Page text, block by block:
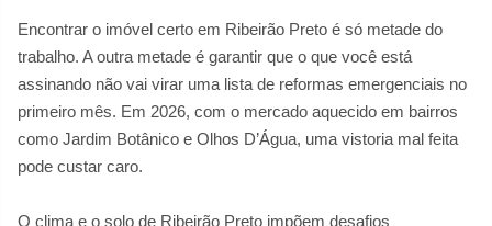
Encontrar o imóvel certo em Ribeirão Preto é só metade do
trabalho. A outra metade é garantir que o que você está
assinando não vai virar uma lista de reformas emergenciais no
primeiro mês. Em 2026, com o mercado aquecido em bairros
como Jardim Botânico e Olhos D’Água, uma vistoria mal feita
pode custar caro.
O clima e o solo de Ribeirão Preto impõem desafios